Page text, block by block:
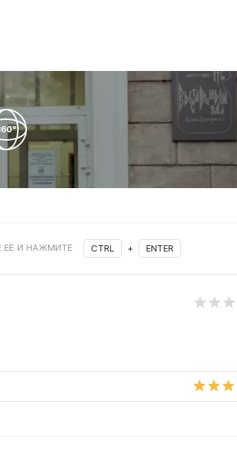
ЕЁ И НАЖМИТЕ CTRL + ENTER